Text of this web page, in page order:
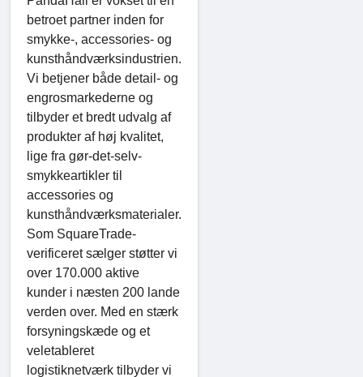
betroet partner inden for
smykke-, accessories- og
kunsthåndværksindustrien.
Vi betjener både detail- og
engrosmarkederne og
tilbyder et bredt udvalg af
produkter af høj kvalitet,
lige fra gør-det-selv-
smykkeartikler til
accessories og
kunsthåndværksmaterialer.
Som SquareTrade-
verificeret sælger støtter vi
over 170.000 aktive
kunder i næsten 200 lande
verden over. Med en stærk
forsyningskæde og et
veletableret
logistiknetværk tilbyder vi